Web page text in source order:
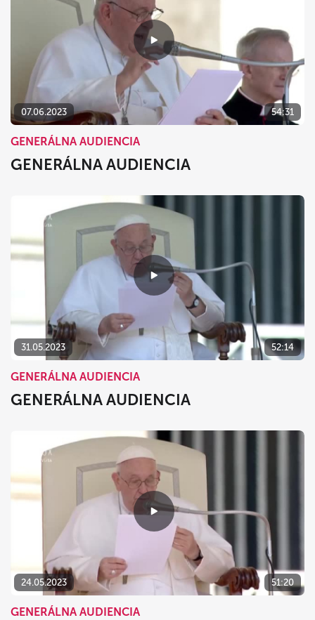
07.06.2023 54:31
GENERÁLNA AUDIENCIA
GENERÁLNA AUDIENCIA
31.05.2023 52:14
GENERÁLNA AUDIENCIA
GENERÁLNA AUDIENCIA
24.05.2023 51:20
GENERÁLNA AUDIENCIA